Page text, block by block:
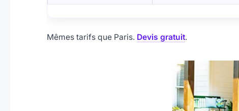
Mêmes tarifs que Paris. Devis gratuit.